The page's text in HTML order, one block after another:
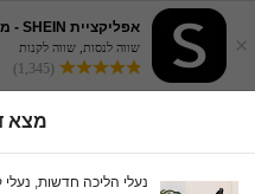
×
אפליקציית SHEIN - מוכן, הכן, סטייל!
שווה לנסות, שווה לקנות
(1,345)
מצא
נעלי הליכה חדשות, נעלי